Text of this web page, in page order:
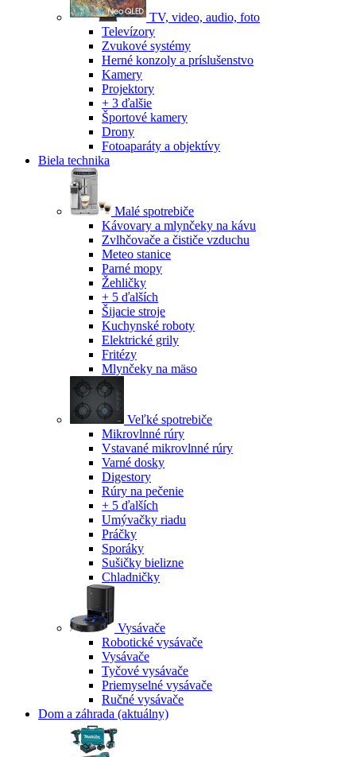
TV, video, audio, foto
Televízory
Zvukové systémy
Herné konzoly a príslušenstvo
Kamery
Projektory
+ 3 ďalšie
Športové kamery
Drony
Fotoaparáty a objektívy
Biela technika
Malé spotrebiče
Kávovary a mlynčeky na kávu
Zvlhčovače a čističe vzduchu
Meteo stanice
Parné mopy
Žehličky
+ 5 ďalších
Šijacie stroje
Kuchynské roboty
Elektrické grily
Fritézy
Mlynčeky na mäso
Veľké spotrebiče
Mikrovlnné rúry
Vstavané mikrovlnné rúry
Varné dosky
Digestory
Rúry na pečenie
+ 5 ďalších
Umývačky riadu
Práčky
Sporáky
Sušičky bielizne
Chladničky
Vysávače
Robotické vysávače
Vysávače
Tyčové vysávače
Priemyselné vysávače
Ručné vysávače
Dom a záhrada (aktuálny)